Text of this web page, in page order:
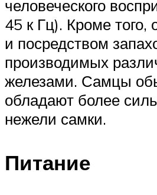
человеческого
45 к Гц). Кроме
и посредством
производимых
железами. Самцы
обладают более
нежели самки.
Питание